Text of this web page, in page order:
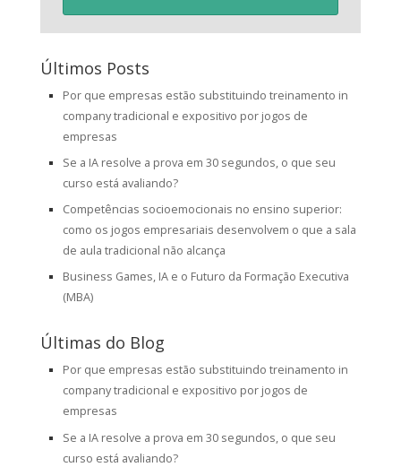
Últimos Posts
Por que empresas estão substituindo treinamento in
company tradicional e expositivo por jogos de
empresas
Se a IA resolve a prova em 30 segundos, o que seu
curso está avaliando?
Competências socioemocionais no ensino superior:
como os jogos empresariais desenvolvem o que a sala
de aula tradicional não alcança
Business Games, IA e o Futuro da Formação Executiva
(MBA)
Últimas do Blog
Por que empresas estão substituindo treinamento in
company tradicional e expositivo por jogos de
empresas
Se a IA resolve a prova em 30 segundos, o que seu
curso está avaliando?